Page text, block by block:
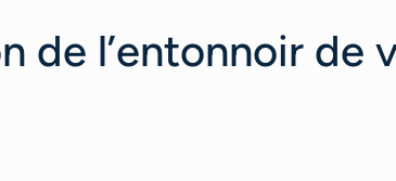
de l’entonnoir de